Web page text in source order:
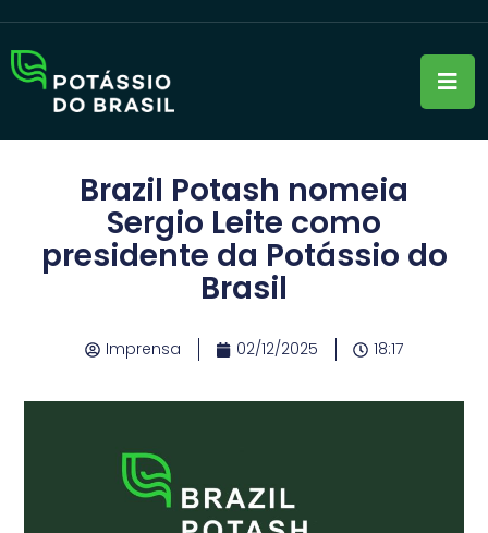
Brazil Potash nomeia
Sergio Leite como
presidente da Potássio do
Brasil
Imprensa 02/12/2025 18:17